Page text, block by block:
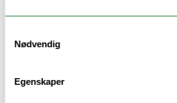
Nødvendig
Egenskaper
Ansatte ved Institutt for